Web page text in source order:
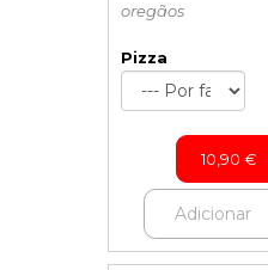
oregãos
Pizza
10,90 €
Adicionar